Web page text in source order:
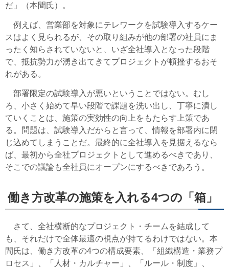
だ」（本間氏）。
例えば、営業部を対象にテレワークを試験導入するケー
スはよく見られるが、その取り組みが他の部署の社員にま
ったく知らされていないと、いざ全社導入となった段階
で、抵抗勢力が湧き出てきてプロジェクトが頓挫するおそ
れがある。
部署限定の試験導入が悪いということではない。むし
ろ、小さく始めて早い段階で課題を洗い出し、丁寧に潰し
ていくことは、施策の実効性の向上をもたらす上策であ
る。問題は、試験導入だからと言って、情報を部署内に閉
じ込めてしまうことだ。最終的に全社導入を見据えるなら
ば、最初から全社プロジェクトとして進めるべきであり、
そこでの議論も全社員にオープンにするべきであろう。
働き方改革の施策を入れる4つの「箱」
さて、全社横断的なプロジェクト・チームを結成して
も、それだけで全体最適の視点が持てるわけではない。本
間氏は、働き方改革の4つの構成要素、「組織構造・業務プ
ロセス」、「人材・カルチャー」、「ルール・制度」、